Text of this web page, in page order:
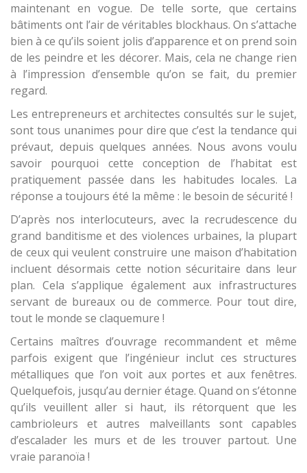
maintenant en vogue. De telle sorte, que certains
bâtiments ont l’air de véritables blockhaus. On s’attache
bien à ce qu’ils soient jolis d’apparence et on prend soin
de les peindre et les décorer. Mais, cela ne change rien
à l’impression d’ensemble qu’on se fait, du premier
regard.
Les entrepreneurs et architectes consultés sur le sujet,
sont tous unanimes pour dire que c’est la tendance qui
prévaut, depuis quelques années. Nous avons voulu
savoir pourquoi cette conception de l’habitat est
pratiquement passée dans les habitudes locales. La
réponse a toujours été la même : le besoin de sécurité !
D’après nos interlocuteurs, avec la recrudescence du
grand banditisme et des violences urbaines, la plupart
de ceux qui veulent construire une maison d’habitation
incluent désormais cette notion sécuritaire dans leur
plan. Cela s’applique également aux infrastructures
servant de bureaux ou de commerce. Pour tout dire,
tout le monde se claquemure !
Certains maîtres d’ouvrage recommandent et même
parfois exigent que l’ingénieur inclut ces structures
métalliques que l’on voit aux portes et aux fenêtres.
Quelquefois, jusqu’au dernier étage. Quand on s’étonne
qu’ils veuillent aller si haut, ils rétorquent que les
cambrioleurs et autres malveillants sont capables
d’escalader les murs et de les trouver partout. Une
vraie paranoïa !